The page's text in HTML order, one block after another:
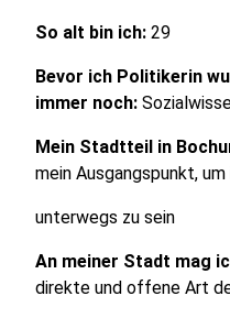
So alt bin ich: 29
Bevor ich Politikerin
immer noch:
Mein Stadtteil in
mein Ausgangspunkt,
unterwegs zu sein
An meiner Stadt mag
direkte und offene Art